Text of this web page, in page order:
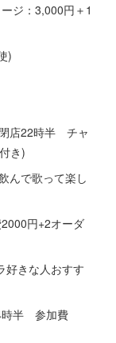
ジ：3,000円＋1
)
店22時半 チャ
き)
で歌って楽し
円+2オーダ
きな人おすす
時半 参加費